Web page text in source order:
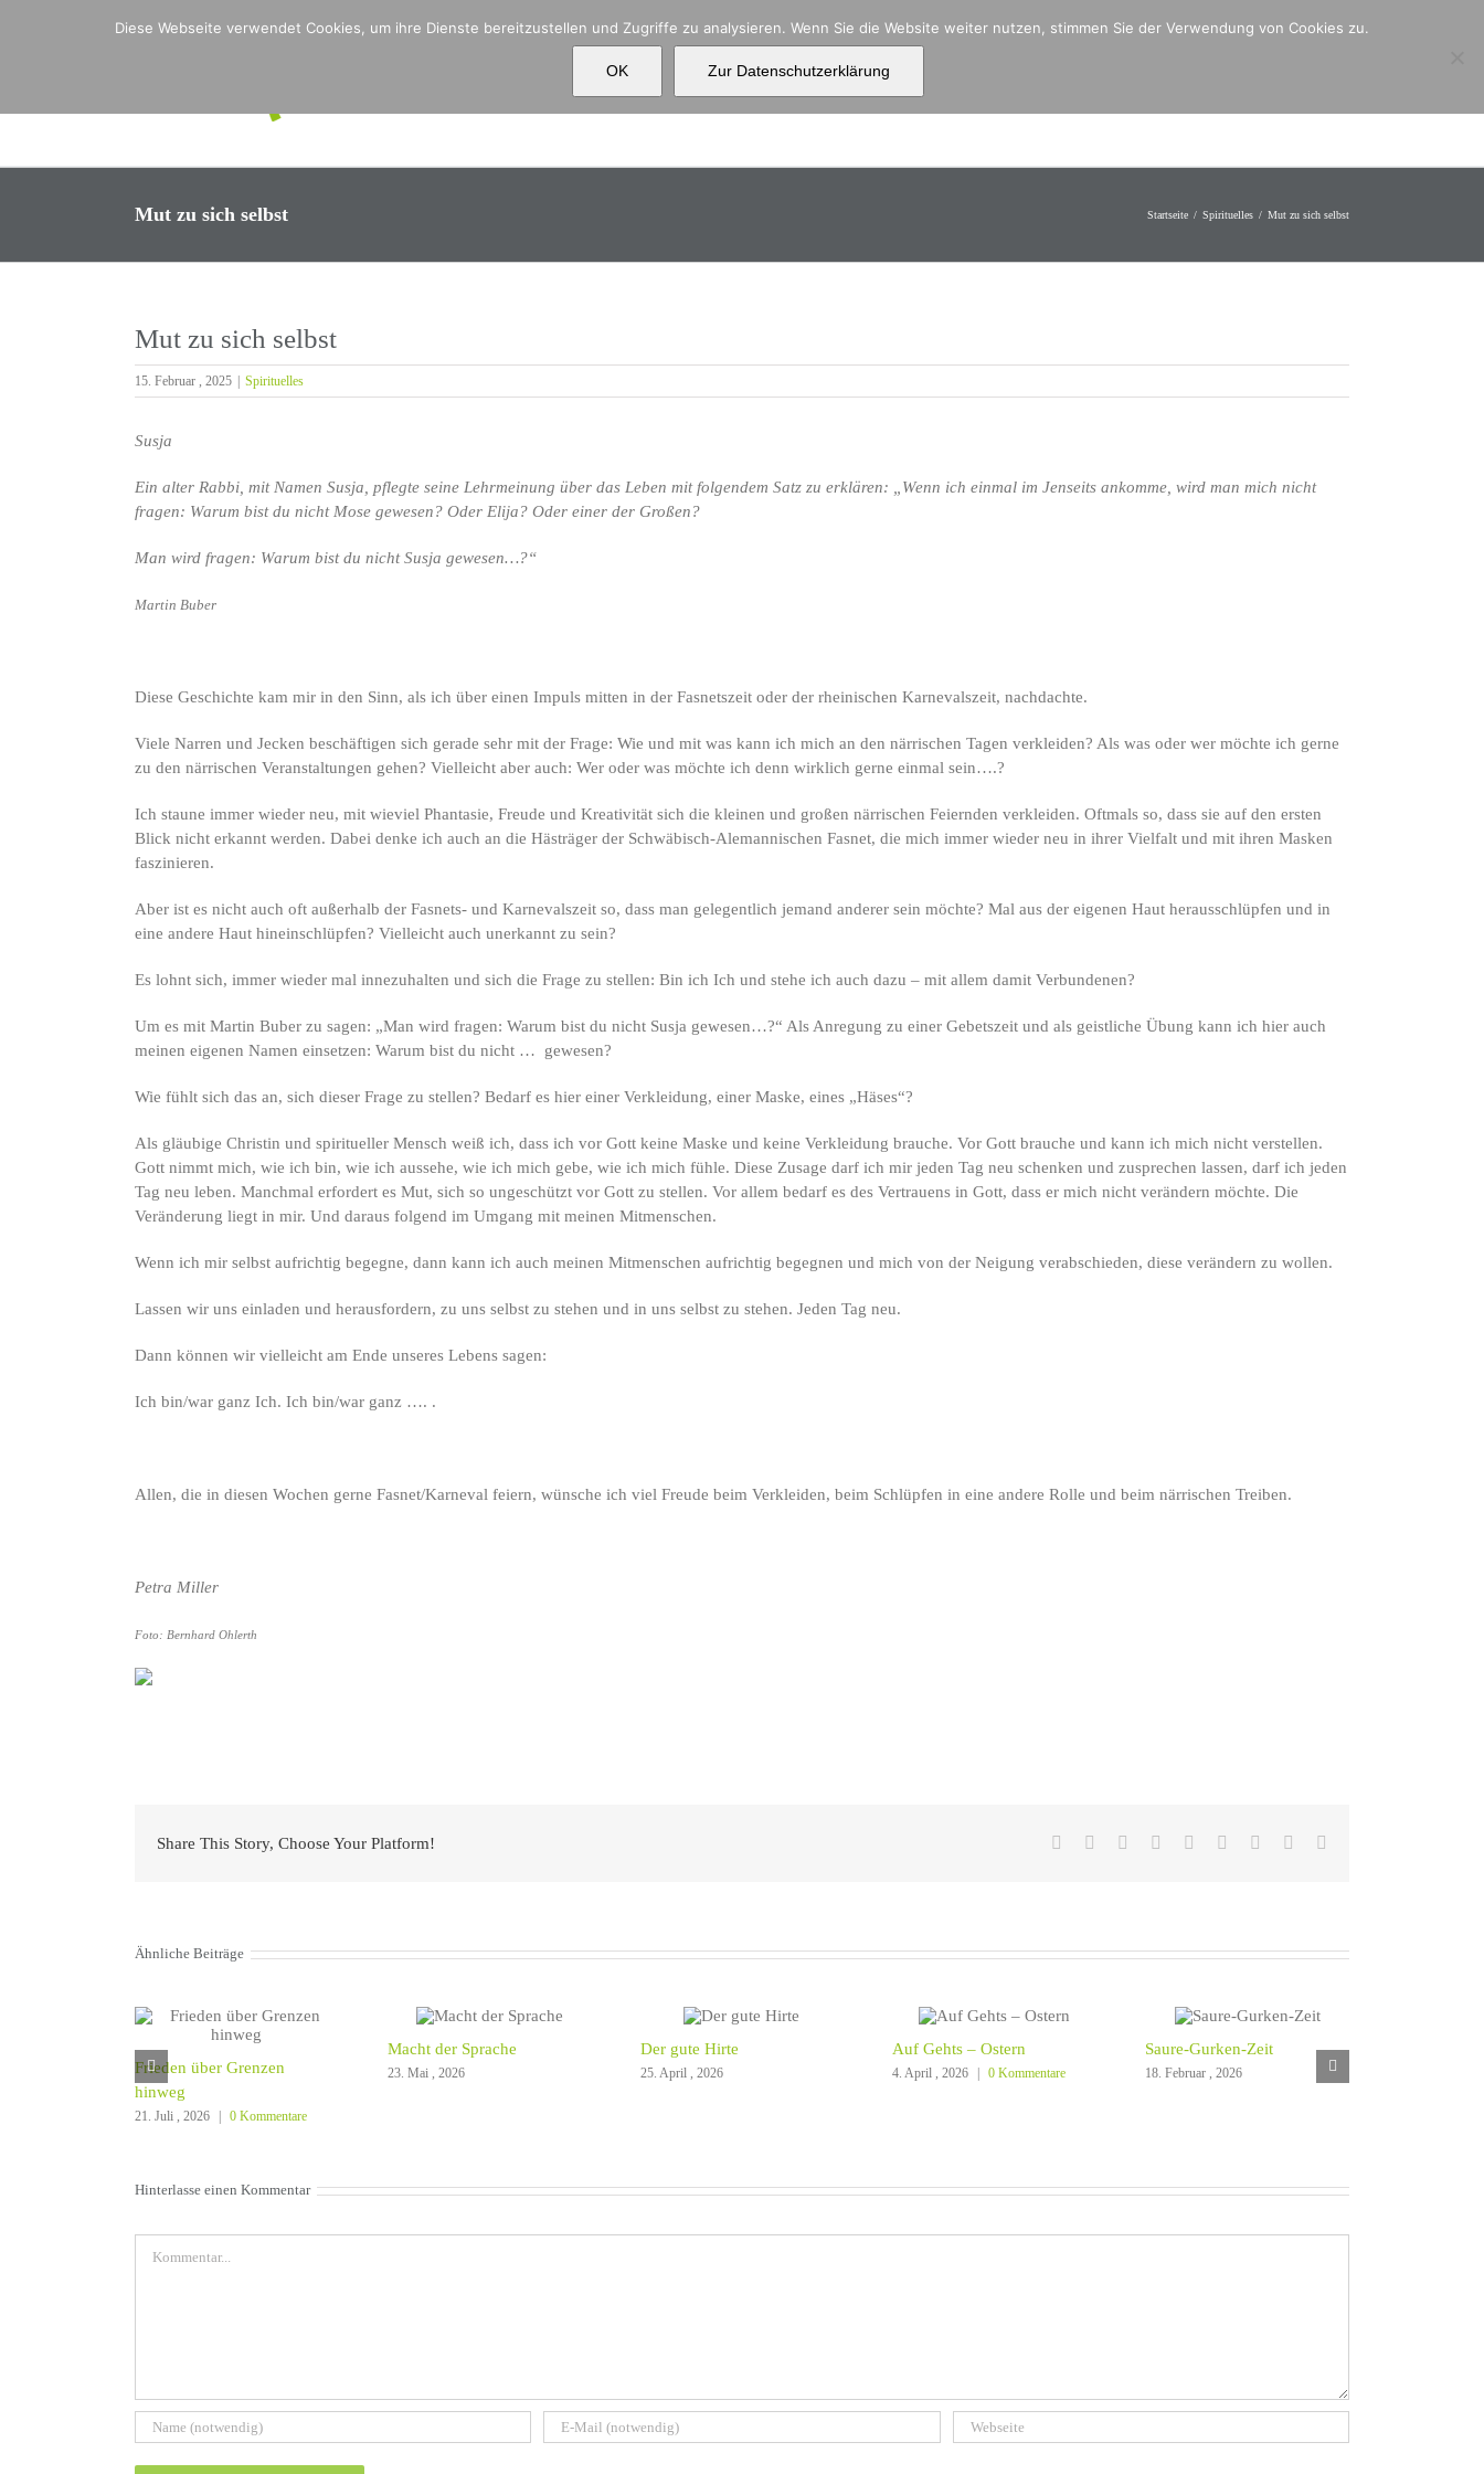
Aktuelles Über uns
Mut zu sich selbst Startseite Spirituelles Mut zu sich selbst
Mut zu sich selbst
15. Februar , 2025 Spirituelles
Susja
Ein alter Rabbi, mit Namen Susja, pflegte seine Lehrmeinung über das Leben mit folgendem Satz zu erklären: „Wenn ich einmal im Jenseits ankomme, wird man mich nicht
fragen: Warum bist du nicht Mose gewesen? Oder Elija? Oder einer der Großen?
Man wird fragen: Warum bist du nicht Susja gewesen…?“
Martin Buber
Diese Geschichte kam mir in den Sinn, als ich über einen Impuls mitten in der Fasnetszeit oder der rheinischen Karnevalszeit, nachdachte.
Viele Narren und Jecken beschäftigen sich gerade sehr mit der Frage: Wie und mit was kann ich mich an den närrischen Tagen verkleiden? Als was oder wer möchte ich gerne
zu den närrischen Veranstaltungen gehen? Vielleicht aber auch: Wer oder was möchte ich denn wirklich gerne einmal sein….?
Ich staune immer wieder neu, mit wieviel Phantasie, Freude und Kreativität sich die kleinen und großen närrischen Feiernden verkleiden. Oftmals so, dass sie auf den ersten
Blick nicht erkannt werden. Dabei denke ich auch an die Hästräger der Schwäbisch-Alemannischen Fasnet, die mich immer wieder neu in ihrer Vielfalt und mit ihren Masken
faszinieren.
Aber ist es nicht auch oft außerhalb der Fasnets- und Karnevalszeit so, dass man gelegentlich jemand anderer sein möchte? Mal aus der eigenen Haut herausschlüpfen und in
eine andere Haut hineinschlüpfen? Vielleicht auch unerkannt zu sein?
Es lohnt sich, immer wieder mal innezuhalten und sich die Frage zu stellen: Bin ich Ich und stehe ich auch dazu – mit allem damit Verbundenen?
Um es mit Martin Buber zu sagen: „Man wird fragen: Warum bist du nicht Susja gewesen…?“ Als Anregung zu einer Gebetszeit und als geistliche Übung kann ich hier auch
meinen eigenen Namen einsetzen: Warum bist du nicht … gewesen?
Wie fühlt sich das an, sich dieser Frage zu stellen? Bedarf es hier einer Verkleidung, einer Maske, eines „Häses“?
Als gläubige Christin und spiritueller Mensch weiß ich, dass ich vor Gott keine Maske und keine Verkleidung brauche. Vor Gott brauche und kann ich mich nicht verstellen.
Gott nimmt mich, wie ich bin, wie ich aussehe, wie ich mich gebe, wie ich mich fühle. Diese Zusage darf ich mir jeden Tag neu schenken und zusprechen lassen, darf ich jeden
Tag neu leben. Manchmal erfordert es Mut, sich so ungeschützt vor Gott zu stellen. Vor allem bedarf es des Vertrauens in Gott, dass er mich nicht verändern möchte. Die
Veränderung liegt in mir. Und daraus folgend im Umgang mit meinen Mitmenschen.
Wenn ich mir selbst aufrichtig begegne, dann kann ich auch meinen Mitmenschen aufrichtig begegnen und mich von der Neigung verabschieden, diese verändern zu wollen.
Lassen wir uns einladen und herausfordern, zu uns selbst zu stehen und in uns selbst zu stehen. Jeden Tag neu.
Dann können wir vielleicht am Ende unseres Lebens sagen:
Ich bin/war ganz Ich. Ich bin/war ganz …. .
Allen, die in diesen Wochen gerne Fasnet/Karneval feiern, wünsche ich viel Freude beim Verkleiden, beim Schlüpfen in eine andere Rolle und beim närrischen Treiben.
Petra Miller
Foto: Bernhard Ohlerth
Share This Story, Choose Your Platform! Facebook Reddit LinkedInWhatsApp
TumblrPinterest
Ähnliche Beiträge
Frieden über Grenzen
hinweg
21. Juli , 2026 0 Kommentare
Macht der Sprache
23. Mai , 2026
Der gute Hirte
25. April , 2026
Auf Gehts – Ostern
4. April , 2026 0 Kommentare
Saure-Gurken-Zeit
18. Februar , 2026
Hinterlasse einen Kommentar
Diese Webseite verwendet Cookies, um ihre Dienste bereitzustellen und Zugriffe zu analysieren. Wenn Sie die Website weiter nutzen, stimmen Sie der Verwendung von Cookies zu.
OK Zur Datenschutzerklärung